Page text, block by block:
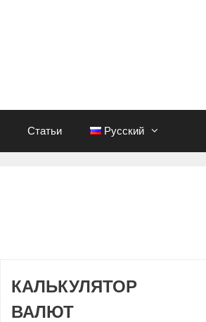
Статьи Русский
КАЛЬКУЛЯТОР
ВАЛЮТ